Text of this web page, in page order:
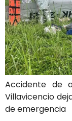
Accidente de
Villavicencio
de emergencia